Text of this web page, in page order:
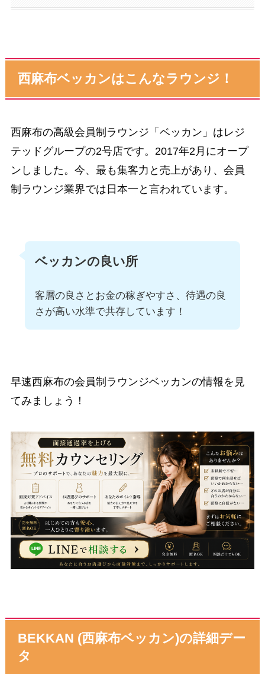
西麻布ベッカンはこんなラウンジ！
西麻布の高級会員制ラウンジ「ベッカン」はレジ
テッドグループの2号店です。2017年2月にオープ
ンしました。今、最も集客力と売上があり、会員
制ラウンジ業界では日本一と言われています。
ベッカンの良い所
客層の良さとお金の稼ぎやすさ、待遇の良
さが高い水準で共存しています！
早速西麻布の会員制ラウンジベッカンの情報を見
てみましょう！
BEKKAN (西麻布ベッカン)の詳細デー
タ